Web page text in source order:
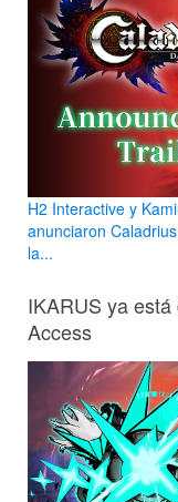
H2 Interactive y
anunciaron
la...
IKARUS ya
Access